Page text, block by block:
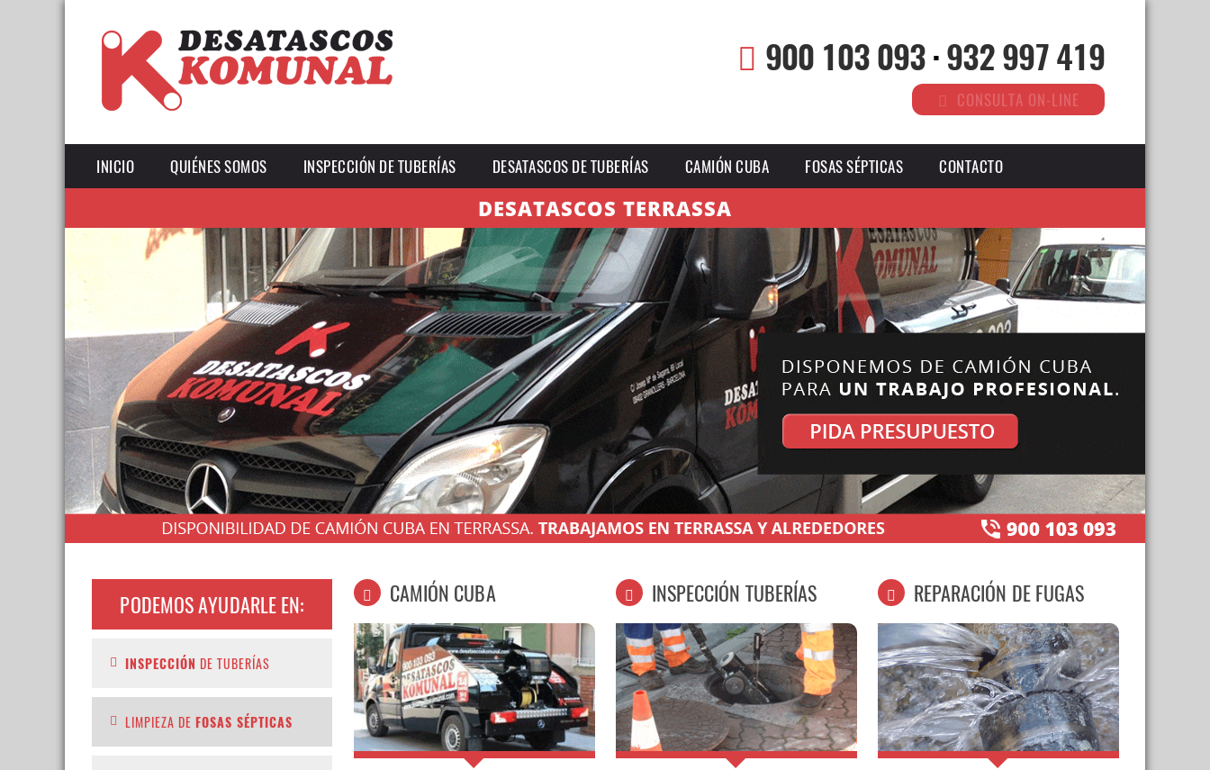
900 103 093·932 997 419
CONSULTA ON-LINE
INICIO QUIÉNES SOMOS INSPECCIÓN DE TUBERÍAS DESATASCOS DE TUBERÍAS CAMIÓN CUBA FOSAS SÉPTICAS CONTACTO
DESATASCOS TERRASSA
PODEMOS AYUDARLE EN:
INSPECCIÓN DE TUBERÍAS
LIMPIEZA DE FOSAS SÉPTICAS
CAMIÓN CUBA INSPECCIÓN TUBERÍAS REPARACIÓN DE FUGAS